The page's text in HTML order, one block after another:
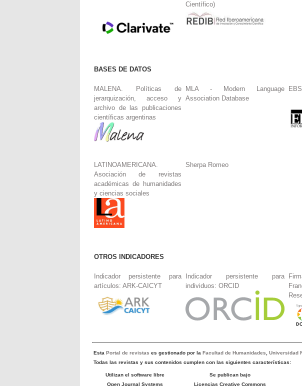
Científico)
BASES DE DATOS
MALENA. Políticas de
jerarquización, acceso y
archivo de las publicaciones
científicas argentinas
MLA - Modern Language
Association Database
LATINOAMERICANA.
Asociación de revistas
académicas de humanidades
y ciencias sociales
Sherpa Romeo
OTROS INDICADORES
Indicador persistente para
artículos: ARK-CAICYT
Indicador persistente para
individuos: ORCID
Esta Portal de revistas es gestionado por la Facultad de Humanidades
Universidad
Todas las revistas y sus contenidos cumplen con las siguientes características:
Utilizan el software libre
Open Journal Systems
Se publican bajo
Licencias Creative Commons